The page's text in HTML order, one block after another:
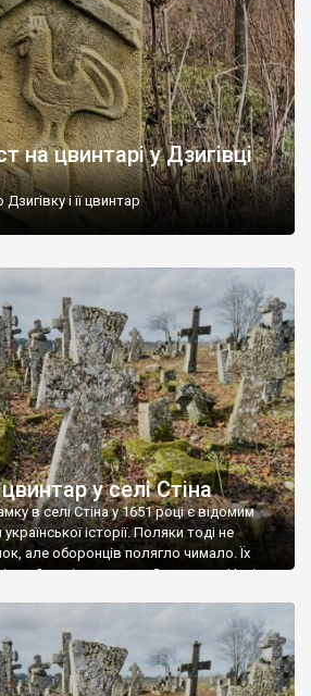
на цвинтарі у Дзигівці
і її цвинтар
у селі Стіна
в селі Стіна у 1651 році є відомим
історії. Поляки тоді не
але оборонців полягло чимало. Їх
який тоді називався Замковим. Нині на
19 століття, є такі, де епітафії стер […]